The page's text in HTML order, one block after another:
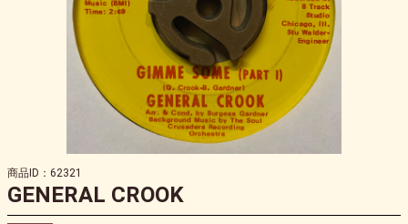
商品ID：62321
GENERAL CROOK